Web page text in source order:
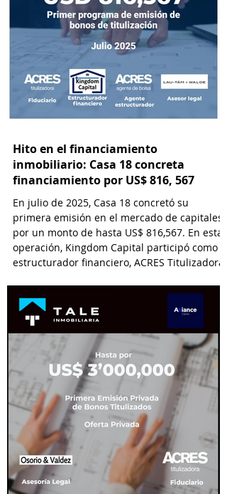
Hito en el financiamiento
inmobiliario: Casa 18 concreta
financiamiento por US$ 816, 567
En julio de 2025, Casa 18 concretó su
primera emisión en el mercado de capitales
por un monto de hasta US$ 816,567. En esta
operación, Kingdom Capital participó como
estructurador financiero, ACRES Titulizadora
Estructurador y Lau-Tam & Walde como
asesor legal.